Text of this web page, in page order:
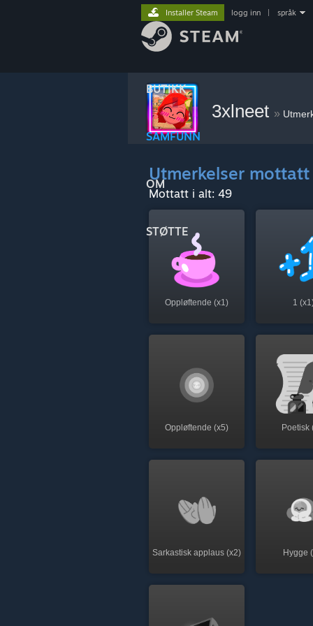
BUTIKK
SAMFUNN
OM
STØTTE
Installer Steam logg inn språk
3xlneet »
Utmerkelser mottatt
Mottatt i alt: 49
Oppløftende (x1) 1
Oppløftende (x5) Poetisk
Sarkastisk applaus (x2) Hygge